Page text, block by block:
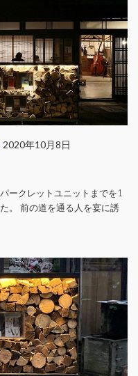
2020年10月8日
ークレットユニットまでを1
。 前の道を通る人を宴に誘